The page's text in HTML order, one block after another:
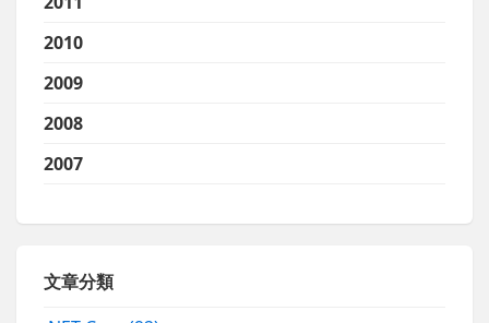
2010
2009
2008
2007
文章分類